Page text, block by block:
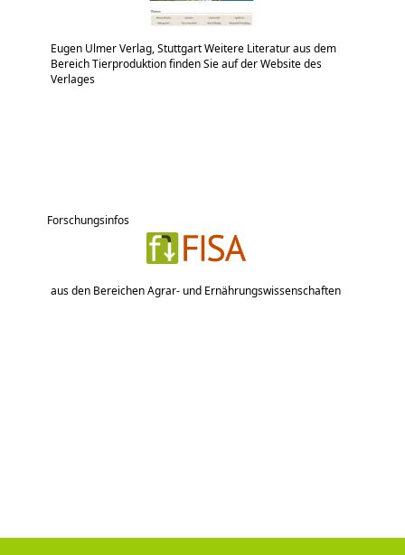
Eugen Ulmer Verlag, Stuttgart Weitere Literatur aus dem
Bereich Tierproduktion finden Sie auf der Website des
Verlages
Forschungsinfos
aus den Bereichen Agrar- und Ernährungswissenschaften